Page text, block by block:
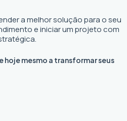
a melhor solução para o seu
e iniciar um projeto com
mesmo a transformar seus